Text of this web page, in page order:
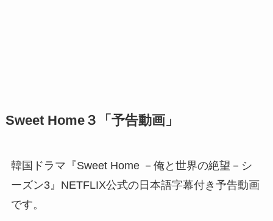
Sweet Home３「予告動画」
韓国ドラマ『Sweet Home －俺と世界の絶望－シ
ーズン3』NETFLIX公式の日本語字幕付き予告動画
です。